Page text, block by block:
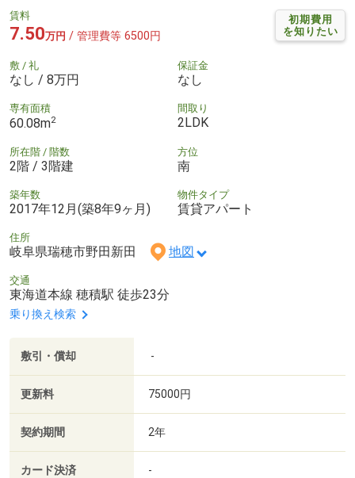
初期費用
を知りたい
賃料
7.50万円 / 管理費等 6500円
敷 / 礼
なし / 8万円
保証金
なし
専有面積
60.08m2
間取り
2LDK
所在階 / 階数
2階 / 3階建
方位
南
築年数
2017年12月(築8年9ヶ月)
物件タイプ
賃貸アパート
住所
岐阜県瑞穂市野田新田 地図
交通
東海道本線 穂積駅 徒歩23分
乗り換え検索
敷引・償却 -
更新料 75000円
契約期間 2年
カード決済 -